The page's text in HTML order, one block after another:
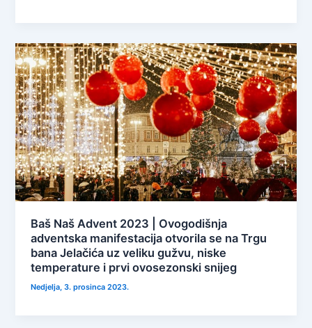
Baš Naš Advent 2023 | Ovogodišnja
adventska manifestacija otvorila se na Trgu
bana Jelačića uz veliku gužvu, niske
temperature i prvi ovosezonski snijeg
Nedjelja, 3. prosinca 2023.